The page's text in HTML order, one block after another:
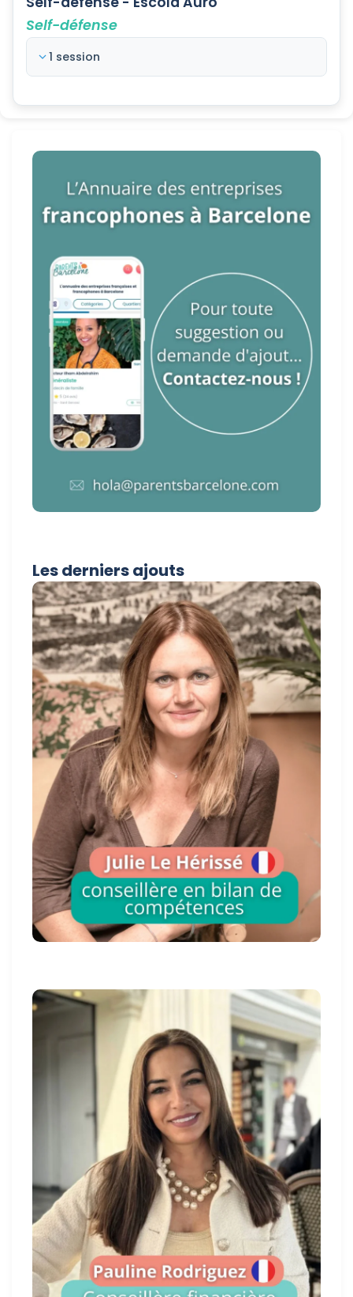
Self-défense
1 session
Les derniers ajouts